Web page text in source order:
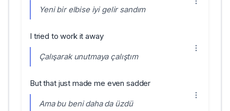
Yeni bir elbise iyi gelir sandım
I tried to work it away
Çalışarak unutmaya çalıştım
But that just made me even sadder
Ama bu beni daha da üzdü